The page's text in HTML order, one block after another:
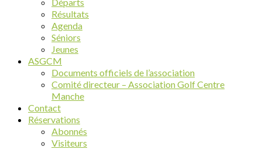
Résultats
Agenda
Séniors
Jeunes
ASGCM
Documents officiels de l’association
Comité directeur – Association Golf Centre
Manche
Contact
Réservations
Abonnés
Visiteurs